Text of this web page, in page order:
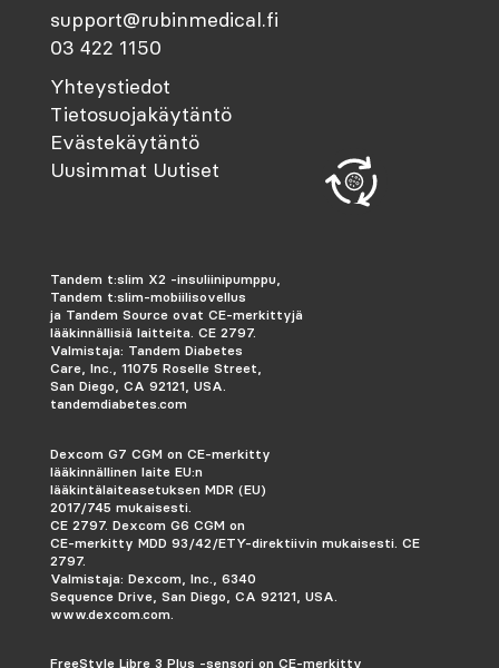
support@rubinmedical.fi
03 422 1150
Tandem t:slim X2 -insuliinipumppu,
Tandem t:slim-mobiilisovellus
ja Tandem Source ovat CE-merkittyjä
lääkinnällisiä laitteita. CE 2797.
Valmistaja: Tandem Diabetes
Care, Inc., 11075 Roselle Street,
San Diego, CA 92121, USA.
tandemdiabetes.com
Dexcom G7 CGM on CE-merkitty
lääkinnällinen laite EU:n
lääkintälaiteasetuksen MDR (EU)
2017/745 mukaisesti.
CE 2797. Dexcom G6 CGM on
CE-merkitty MDD 93/42/ETY-direktiivin mukaisesti. CE
2797.
Valmistaja: Dexcom, Inc., 6340
Sequence Drive, San Diego, CA 92121, USA.
www.dexcom.com.
FreeStyle Libre 3 Plus -sensori on CE-merkitty
Yhteystiedot
Tietosuojakäytäntö
Evästekäytäntö
Uusimmat Uutiset